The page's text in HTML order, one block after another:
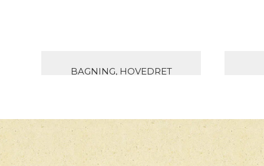
BAGNING, HOVEDRET